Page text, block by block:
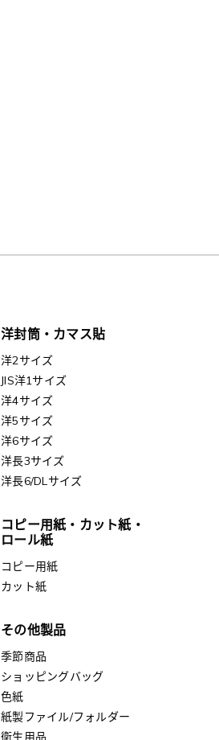
洋封筒・カマス貼
洋2サイズ
JIS洋1サイズ
洋4サイズ
洋5サイズ
洋6サイズ
洋長3サイズ
洋長6/DLサイズ
コピー用紙・カット紙・
ロール紙
コピー用紙
カット紙
その他製品
季節商品
ショッピングバッグ
色紙
紙製ファイル/フォルダー
衛生用品